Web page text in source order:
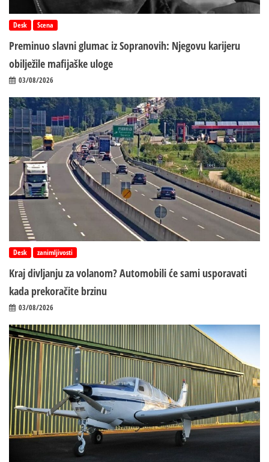
Desk Scena
Preminuo slavni glumac iz Sopranovih: Njegovu karijeru
obilježile mafijaške uloge
03/08/2026
Desk zanimljivosti
Kraj divljanju za volanom? Automobili će sami usporavati
kada prekoračite brzinu
03/08/2026